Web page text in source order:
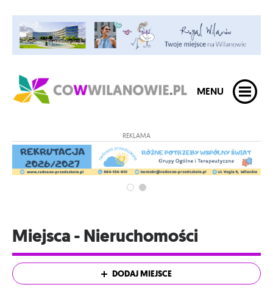
MENU
REKLAMA
Miejsca - Nieruchomości
DODAJ MIEJSCE